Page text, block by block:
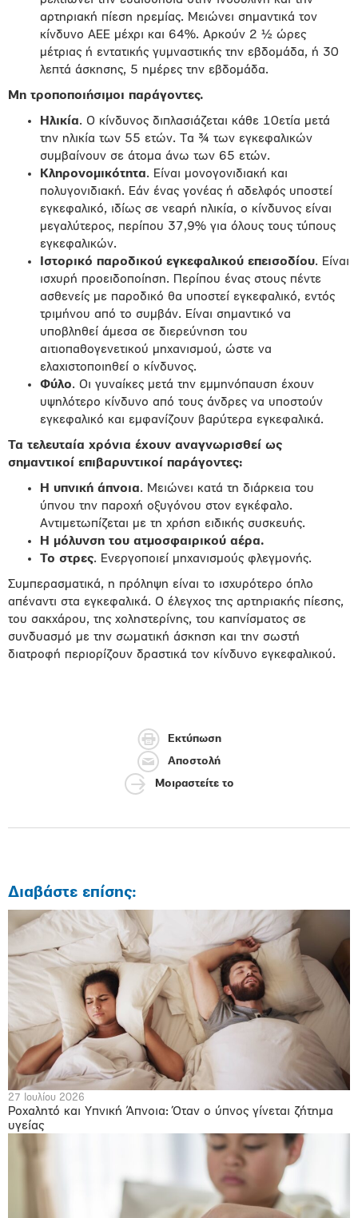
αρτηριακή πίεση ηρεμίας. Μειώνει σημαντικά τον
κίνδυνο ΑΕΕ μέχρι και 64%. Αρκούν 2 ½ ώρες
μέτριας ή εντατικής γυμναστικής την εβδομάδα, ή 30
λεπτά άσκησης, 5 ημέρες την εβδομάδα.
Μη τροποποιήσιμοι παράγοντες.
Ηλικία. Ο κίνδυνος διπλασιάζεται κάθε 10ετία μετά
την ηλικία των 55 ετών. Τα ¾ των εγκεφαλικών
συμβαίνουν σε άτομα άνω των 65 ετών.
Κληρονομικότητα. Είναι μονογονιδιακή και
πολυγονιδιακή. Εάν ένας γονέας ή αδελφός υποστεί
εγκεφαλικό, ιδίως σε νεαρή ηλικία, ο κίνδυνος είναι
μεγαλύτερος, περίπου 37,9% για όλους τους τύπους
εγκεφαλικών.
Ιστορικό παροδικού εγκεφαλικού επεισοδίου. Είναι
ισχυρή προειδοποίηση. Περίπου ένας στους πέντε
ασθενείς με παροδικό θα υποστεί εγκεφαλικό, εντός
τριμήνου από το συμβάν. Είναι σημαντικό να
υποβληθεί άμεσα σε διερεύνηση του
αιτιοπαθογενετικού μηχανισμού, ώστε να
ελαχιστοποιηθεί ο κίνδυνος.
Φύλο. Οι γυναίκες μετά την εμμηνόπαυση έχουν
υψηλότερο κίνδυνο από τους άνδρες να υποστούν
εγκεφαλικό και εμφανίζουν βαρύτερα εγκεφαλικά.
Τα τελευταία χρόνια έχουν αναγνωρισθεί ως
σημαντικοί επιβαρυντικοί παράγοντες:
Η υπνική άπνοια. Μειώνει κατά τη διάρκεια του
ύπνου την παροχή οξυγόνου στον εγκέφαλο.
Αντιμετωπίζεται με τη χρήση ειδικής συσκευής.
Η μόλυνση του ατμοσφαιρικού αέρα.
Το στρες. Ενεργοποιεί μηχανισμούς φλεγμονής.
Συμπερασματικά, η πρόληψη είναι το ισχυρότερο όπλο
απέναντι στα εγκεφαλικά. Ο έλεγχος της αρτηριακής πίεσης,
του σακχάρου, της χοληστερίνης, του καπνίσματος σε
συνδυασμό με την σωματική άσκηση και την σωστή
διατροφή περιορίζουν δραστικά τον κίνδυνο εγκεφαλικού.
Εκτύπωση
Αποστολή
Μοιραστείτε το
Διαβάστε επίσης:
27 Ιουλίου 2026
Ροχαλητό και Υπνική Άπνοια: Όταν ο ύπνος γίνεται ζήτημα
υγείας